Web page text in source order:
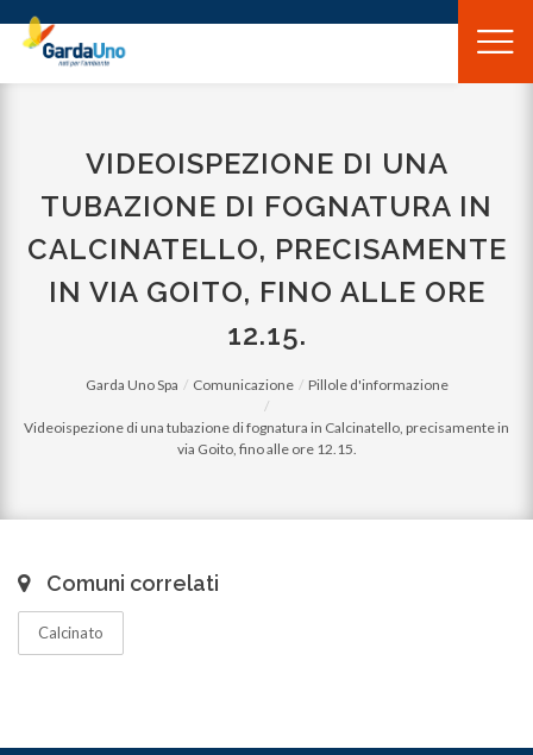
Gardauno
Spa
VIDEOISPEZIONE DI UNA
TUBAZIONE DI FOGNATURA IN
CALCINATELLO, PRECISAMENTE
IN VIA GOITO, FINO ALLE ORE
12.15.
Garda Uno Spa Comunicazione Pillole d'informazione
Videoispezione di una tubazione di fognatura in Calcinatello, precisamente in
via Goito, fino alle ore 12.15.
Comuni correlati
Calcinato